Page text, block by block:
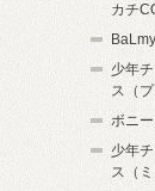
カチ
少年
ス（プ
ボニ
少年
ス（